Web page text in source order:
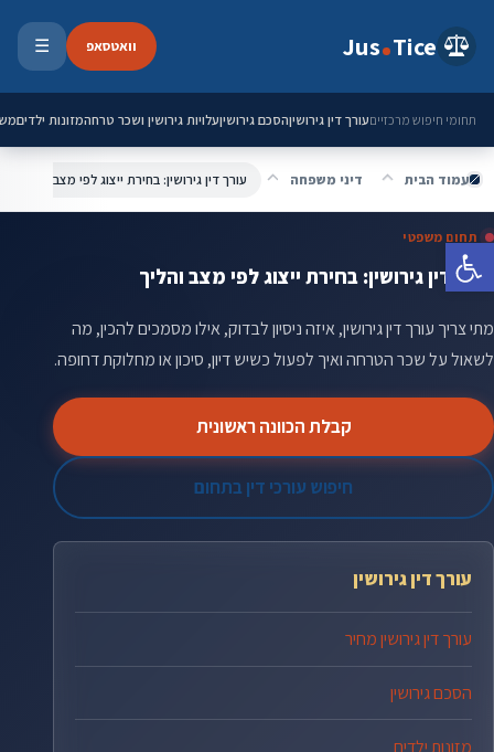
פתח סרגל נגישות
Jus Tice וואטסאפ ☰
תחומי חיפוש מרכזייםעורך דין גירושיןהסכם גירושיןעלויות גירושין ושכר טרחהמזונות ילדים
עמוד הבית דיני משפחה עורך דין גירושין: בחירת ייצוג לפי מצב והליך
תחום משפטי
עורך דין גירושין: בחירת ייצוג לפי מצב והליך
מתי צריך עורך דין גירושין, איזה ניסיון לבדוק, אילו מסמכים להכין, מה
לשאול על שכר הטרחה ואיך לפעול כשיש דיון, סיכון או מחלוקת דחופה.
קבלת הכוונה ראשונית
חיפוש עורכי דין בתחום
עורך דין גירושין
עורך דין גירושין מחיר
הסכם גירושין
מזונות ילדים